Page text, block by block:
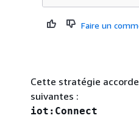
Faire un
Cette stratégie
suivantes :
iot:Connect